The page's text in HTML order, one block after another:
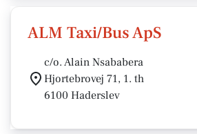
ALM Taxi/Bus ApS
c/o. Alain Nsababera
Hjortebrovej 71, 1. th
6100 Haderslev